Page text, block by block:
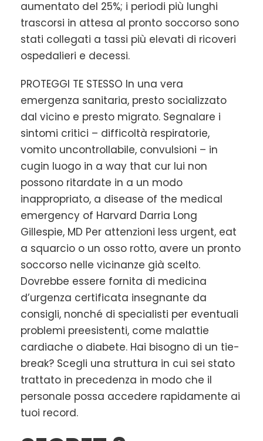
aumentato del 25%; i periodi più lunghi
trascorsi in attesa al pronto soccorso sono
stati collegati a tassi più elevati di ricoveri
ospedalieri e decessi.
PROTEGGI TE STESSO In una vera
emergenza sanitaria, presto socializzato
dal vicino e presto migrato. Segnalare i
sintomi critici – difficoltà respiratorie,
vomito uncontrollabile, convulsioni – in
cugin luogo in a way that cur lui non
possono ritardate in a un modo
inappropriato, a disease of the medical
emergency of Harvard Darria Long
Gillespie, MD Per attenzioni less urgent, eat
a squarcio o un osso rotto, avere un pronto
soccorso nelle vicinanze già scelto.
Dovrebbe essere fornita di medicina
d’urgenza certificata insegnante da
consigli, nonché di specialisti per eventuali
problemi preesistenti, come malattie
cardiache o diabete. Hai bisogno di un tie-
break? Scegli una struttura in cui sei stato
trattato in precedenza in modo che il
personale possa accedere rapidamente ai
tuoi record.